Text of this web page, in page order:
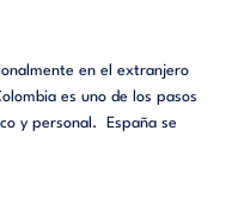
en el extranjero
es uno de los pasos
y personal. España se